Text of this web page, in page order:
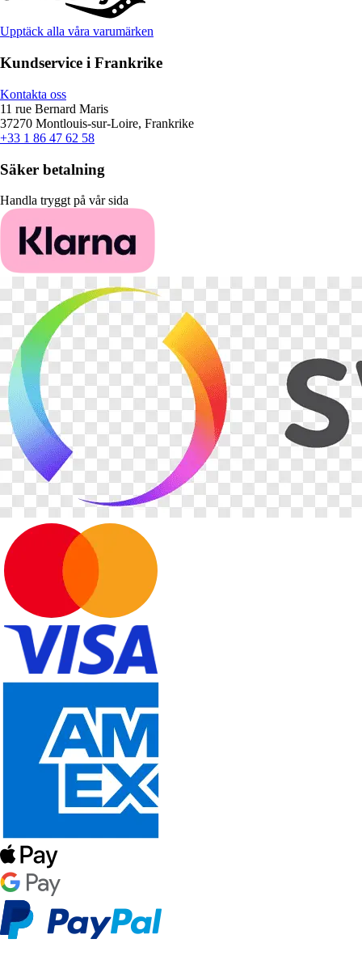
Upptäck alla våra varumärken
Kundservice i Frankrike
Kontakta oss
11 rue Bernard Maris
37270 Montlouis-sur-Loire, Frankrike
+33 1 86 47 62 58
Säker betalning
Handla tryggt på vår sida